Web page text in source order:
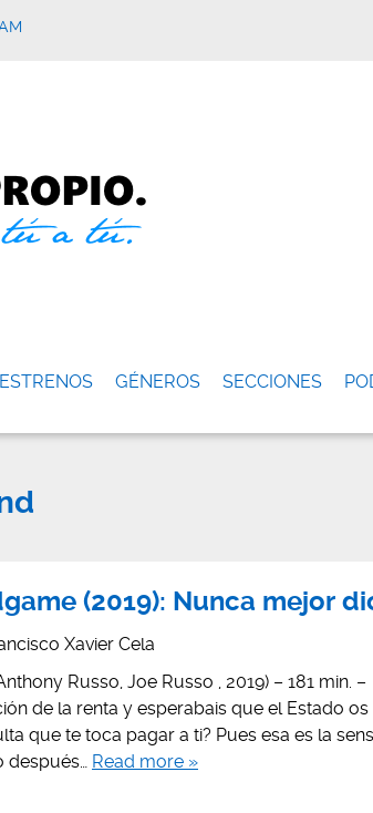
ESTRENOS GÉNEROS SECCIONES
(2019): Nunca mejor
Xavier Cela
Russo, Joe Russo , 2019) – 181 min.
de la renta y esperabais que el Estado
que te toca pagar a ti? Pues esa es la
después… Read more »